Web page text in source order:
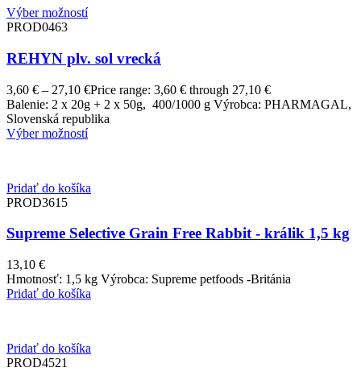
Výber možností
PROD0463
REHYN plv. sol vrecká
3,60 € – 27,10 €Price range: 3,60 € through 27,10 €
Balenie: 2 x 20g + 2 x 50g, 400/1000 g Výrobca: PHARMAGAL,
Slovenská republika
Výber možností
Pridať do košíka
PROD3615
Supreme Selective Grain Free Rabbit - králik 1,5 kg
13,10 €
Hmotnosť: 1,5 kg Výrobca: Supreme petfoods -Británia
Pridať do košíka
Pridať do košíka
PROD4521